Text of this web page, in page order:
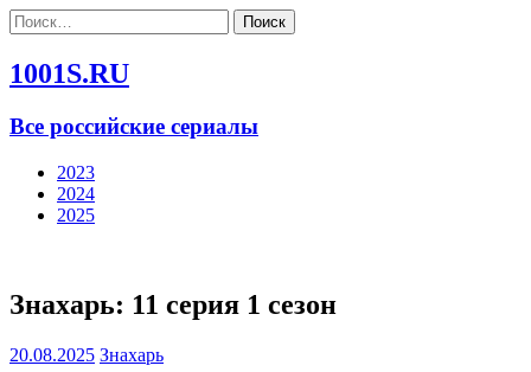
Найти:
1001S.RU
Все российские сериалы
2023
2024
2025
Знахарь: 11 серия 1 сезон
20.08.2025 Знахарь